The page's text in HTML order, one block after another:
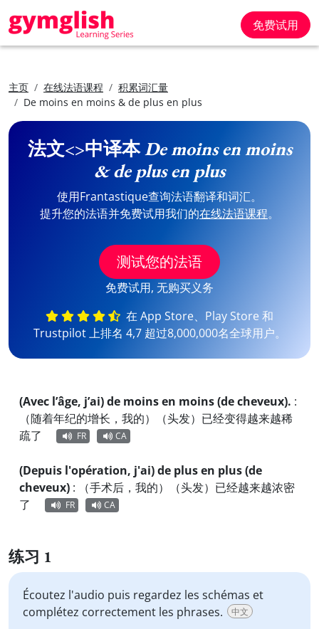
免费试用
主页 在线法语课程
积累词汇量
De moins en moins & de plus en plus
法文<>中译本De moins en moins
& de plus en plus
使用Frantastique查询法语翻译和词汇。
提升您的法语并免费试用我们的在线法语课程。
测试您的法语
免费试用, 无购买义务
在 App Store、Play Store 和
Trustpilot 上排名 4,7 超过8,000,000名全球用户。
(Avec l’âge, j’ai) de moins en moins (de cheveux). :
（随着年纪的增长，我的）（头发）已经变得越来越稀
疏了
FR CA
(Depuis l'opération, j'ai) de plus en plus (de
cheveux) :
（手术后，我的）（头发）已经越来越浓密
了
FR CA
练习 1
Écoutez l'audio puis regardez les schémas et
complétez correctement les phrases.
中文